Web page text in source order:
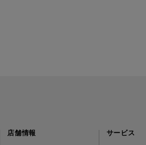
店舗情報 サービス